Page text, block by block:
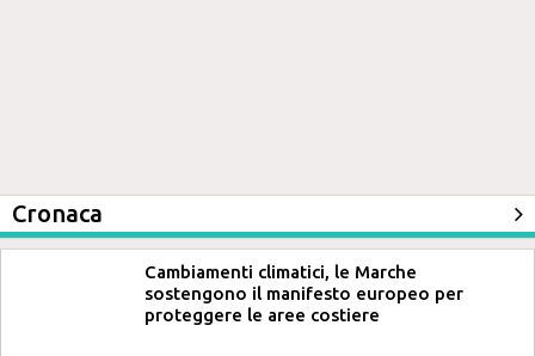
Cronaca
Cambiamenti climatici, le Marche
sostengono il manifesto europeo per
proteggere le aree costiere